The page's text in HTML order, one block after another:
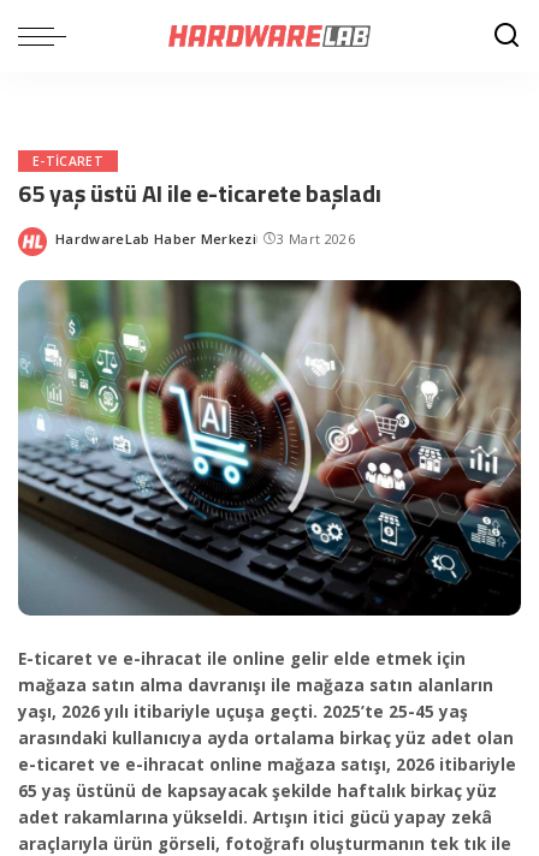
E-TICARET
65 yaş üstü AI ile e-ticarete başladı
Posted
HardwareLab Haber Merkezi 3 Mart 2026
E-ticaret ve e-ihracat ile online gelir elde etmek için
mağaza satın alma davranışı ile mağaza satın alanların
yaşı, 2026 yılı itibariyle uçuşa geçti. 2025’te 25-45 yaş
arasındaki kullanıcıya ayda ortalama birkaç yüz adet olan
e-ticaret ve e-ihracat online mağaza satışı, 2026 itibariyle
65 yaş üstünü de kapsayacak şekilde haftalık birkaç yüz
adet rakamlarına yükseldi. Artışın itici gücü yapay zekâ
araçlarıyla ürün görseli, fotoğrafı oluşturmanın tek tık ile